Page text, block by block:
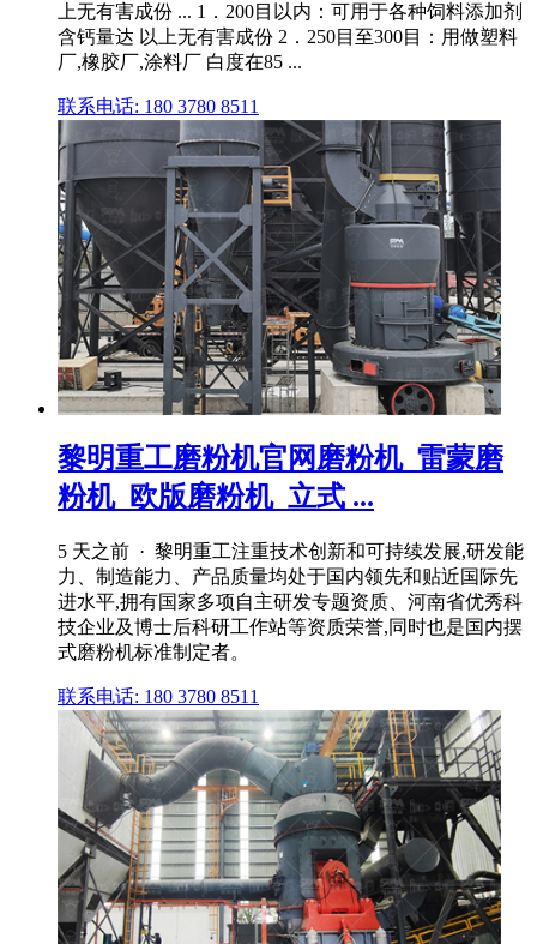
上无有害成份 ... 1．200目以内：可用于各种饲料添加剂
含钙量达 以上无有害成份 2．250目至300目：用做塑料
厂,橡胶厂,涂料厂 白度在85 ...
联系电话: 180 3780 8511
黎明重工磨粉机官网磨粉机_雷蒙磨
粉机_欧版磨粉机_立式 ...
5 天之前 · 黎明重工注重技术创新和可持续发展,研发能
力、制造能力、产品质量均处于国内领先和贴近国际先
进水平,拥有国家多项自主研发专题资质、河南省优秀科
技企业及博士后科研工作站等资质荣誉,同时也是国内摆
式磨粉机标准制定者。
联系电话: 180 3780 8511